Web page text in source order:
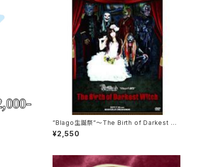
”Blago生誕祭”～The Birth of Darkest Wi
tch～
¥2,550